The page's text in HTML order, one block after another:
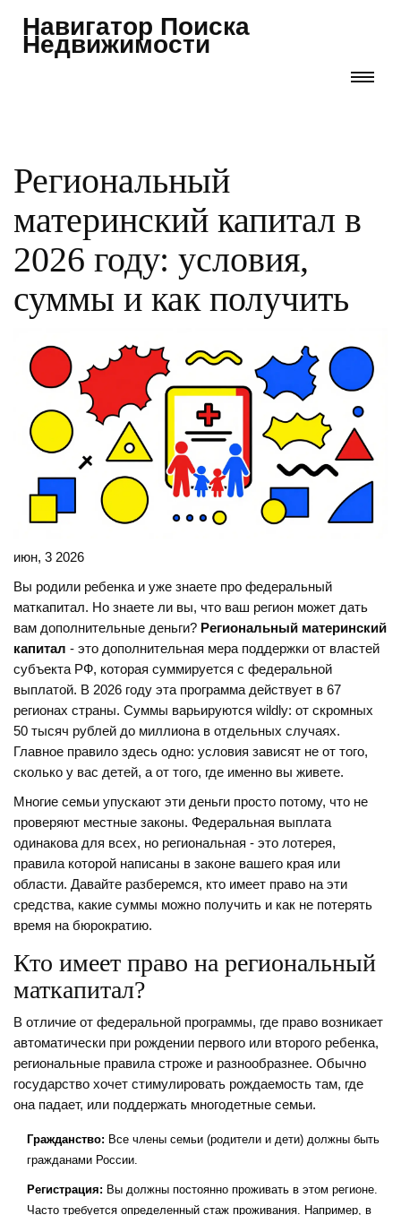
Навигатор Поиска
Недвижимости
Региональный
материнский капитал в
2026 году: условия,
суммы и как получить
июн, 3 2026
Вы родили ребенка и уже знаете про федеральный
маткапитал. Но знаете ли вы, что ваш регион может дать
вам дополнительные деньги? Региональный материнский
капитал - это дополнительная мера поддержки от властей
субъекта РФ, которая суммируется с федеральной
выплатой. В 2026 году эта программа действует в 67
регионах страны. Суммы варьируются wildly: от скромных
50 тысяч рублей до миллиона в отдельных случаях.
Главное правило здесь одно: условия зависят не от того,
сколько у вас детей, а от того, где именно вы живете.
Многие семьи упускают эти деньги просто потому, что не
проверяют местные законы. Федеральная выплата
одинакова для всех, но региональная - это лотерея,
правила которой написаны в законе вашего края или
области. Давайте разберемся, кто имеет право на эти
средства, какие суммы можно получить и как не потерять
время на бюрократию.
Кто имеет право на региональный
маткапитал?
В отличие от федеральной программы, где право возникает
автоматически при рождении первого или второго ребенка,
региональные правила строже и разнообразнее. Обычно
государство хочет стимулировать рождаемость там, где
она падает, или поддержать многодетные семьи.
Гражданство: Все члены семьи (родители и дети) должны быть
гражданами России.
Регистрация: Вы должны постоянно проживать в этом регионе.
Часто требуется определенный стаж проживания. Например, в